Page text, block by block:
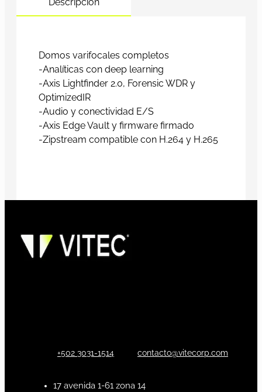
Domos varifocales completos
-Analíticas con deep learning
-Axis Lightfinder 2.0, Forensic WDR y
OptimizedIR
-Audio y conectividad E/S
-Axis Edge Vault y firmware firmado
-Zipstream compatible con H.264 y H.265
+502 3031-1514 contacto@vitecorp.com
17 avenida 1-61 zona 14